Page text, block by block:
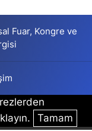
Fuar, Kongre ve
Tamam